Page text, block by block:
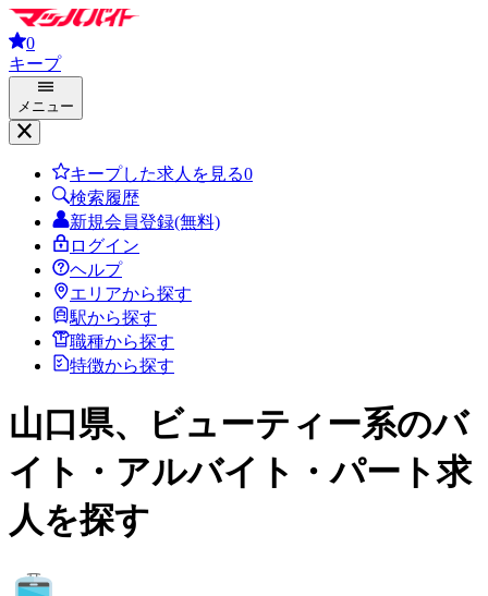
0
キープ
メニュー
キープした求人を見る0
検索履歴
新規会員登録(無料)
ログイン
ヘルプ
エリアから探す
駅から探す
職種から探す
特徴から探す
山口県、ビューティー系のバ
イト・アルバイト・パート求
人を探す